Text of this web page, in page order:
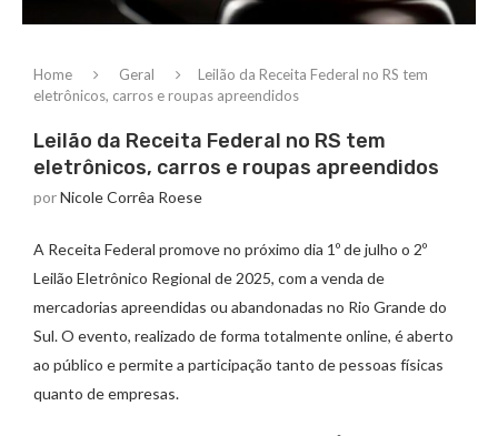
Home Geral
Leilão da Receita Federal no RS tem
eletrônicos, carros e roupas apreendidos
Leilão da Receita Federal no RS tem
eletrônicos, carros e roupas apreendidos
porNicole Corrêa Roese
A Receita Federal promove no próximo dia 1º de julho o 2º
Leilão Eletrônico Regional de 2025, com a venda de
mercadorias apreendidas ou abandonadas no Rio Grande do
Sul. O evento, realizado de forma totalmente online, é aberto
ao público e permite a participação tanto de pessoas físicas
quanto de empresas.